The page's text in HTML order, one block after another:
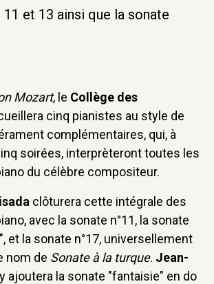
11 et 13 ainsi que la sonate
Mozart, le Collège des
cinq pianistes au style de
complémentaires, qui, à
soirées, interprèteront toutes les
du célèbre compositeur.
clôturera cette intégrale des
avec la sonate n°11, la sonate
et la sonate n°17, universellement
nom de Sonate à la turque. Jean-
y ajoutera la sonate "fantaisie" en do